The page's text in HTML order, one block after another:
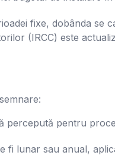
fixe, dobânda se
(IRCC) este
percepută pentru
fi lunar sau anual,